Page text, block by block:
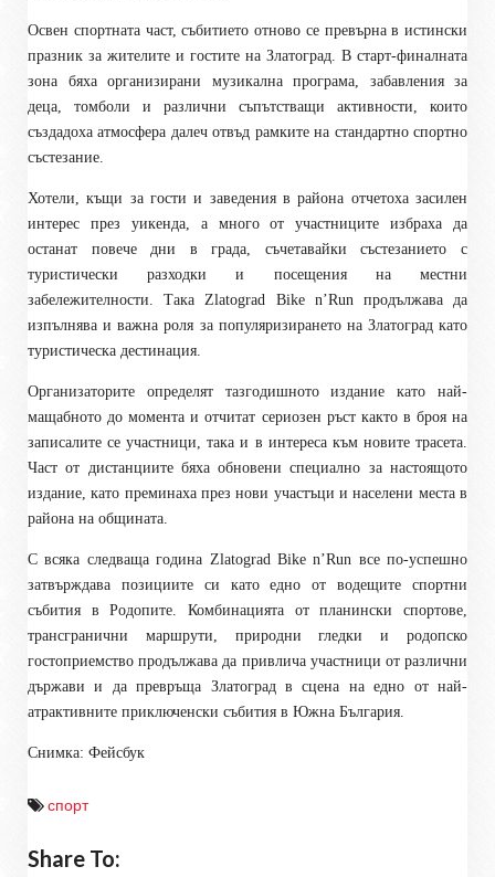
Освен спортната част, събитието отново се превърна в истински
празник за жителите и гостите на Златоград. В старт-финалната
зона бяха организирани музикална програма, забавления за
деца, томболи и различни съпътстващи активности, които
създадоха атмосфера далеч отвъд рамките на стандартно спортно
състезание.
Хотели, къщи за гости и заведения в района отчетоха засилен
интерес през уикенда, а много от участниците избраха да
останат повече дни в града, съчетавайки състезанието с
туристически разходки и посещения на местни
забележителности. Така Zlatograd Bike n’Run продължава да
изпълнява и важна роля за популяризирането на Златоград като
туристическа дестинация.
Организаторите определят тазгодишното издание като най-
мащабното до момента и отчитат сериозен ръст както в броя на
записалите се участници, така и в интереса към новите трасета.
Част от дистанциите бяха обновени специално за настоящото
издание, като преминаха през нови участъци и населени места в
района на общината.
С всяка следваща година Zlatograd Bike n’Run все по-успешно
затвърждава позициите си като едно от водещите спортни
събития в Родопите. Комбинацията от планински спортове,
трансгранични маршрути, природни гледки и родопско
гостоприемство продължава да привлича участници от различни
държави и да превръща Златоград в сцена на едно от най-
атрактивните приключенски събития в Южна България.
Снимка: Фейсбук
спорт
Share To: